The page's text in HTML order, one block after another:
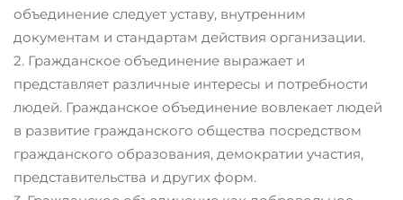
объединение следует уставу, внутренним
документам и стандартам действия организации.
2. Гражданское объединение выражает и
представляет различные интересы и потребности
людей. Гражданское объединение вовлекает людей
в развитие гражданского общества посредством
гражданского образования, демократии участия,
представительства и других форм.